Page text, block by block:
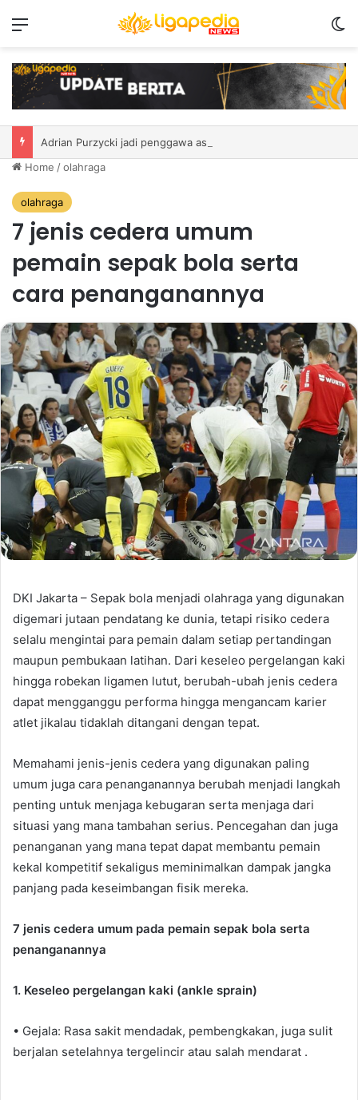
Home /olahraga
olahraga
7 jenis cedera umum
pemain sepak bola serta
cara penanganannya
DKI Jakarta – Sepak bola menjadi olahraga yang digunakan
digemari jutaan pendatang ke dunia, tetapi risiko cedera
selalu mengintai para pemain dalam setiap pertandingan
maupun pembukaan latihan. Dari keseleo pergelangan kaki
hingga robekan ligamen lutut, berubah-ubah jenis cedera
dapat mengganggu performa hingga mengancam karier
atlet jikalau tidaklah ditangani dengan tepat.
Memahami jenis-jenis cedera yang digunakan paling
umum juga cara penanganannya berubah menjadi langkah
penting untuk menjaga kebugaran serta menjaga dari
situasi yang mana tambahan serius. Pencegahan dan juga
penanganan yang mana tepat dapat membantu pemain
kekal kompetitif sekaligus meminimalkan dampak jangka
panjang pada keseimbangan fisik mereka.
7 jenis cedera umum pada pemain sepak bola serta
penanganannya
1. Keseleo pergelangan kaki (ankle sprain)
• Gejala: Rasa sakit mendadak, pembengkakan, juga sulit
berjalan setelahnya tergelincir atau salah mendarat .